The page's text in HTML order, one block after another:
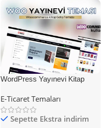
WordPress Yayınevi Kitap
E-Ticaret Temaları
Sepette Ekstra indirim